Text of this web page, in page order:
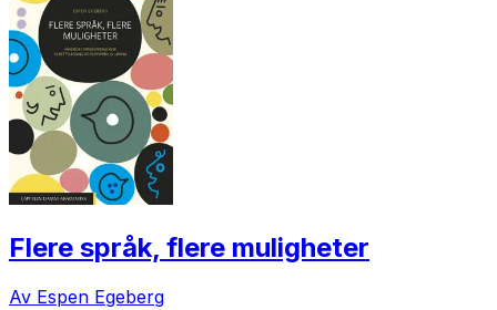
Flere språk, flere muligheter
Av Espen Egeberg